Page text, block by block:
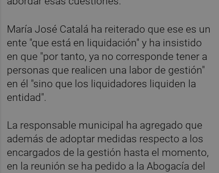
María José Catalá ha reiterado que ese es un
ente "que está en liquidación" y ha insistido
en que "por tanto, ya no corresponde tener a
personas que realicen una labor de gestión"
en él "sino que los liquidadores liquiden la
entidad".
La responsable municipal ha agregado que
además de adoptar medidas respecto a los
encargados de la gestión hasta el momento,
en la reunión se ha pedido a la Abogacía del